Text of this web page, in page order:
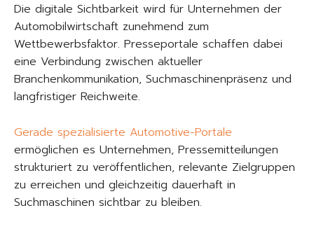
Die digitale Sichtbarkeit wird für Unternehmen der
Automobilwirtschaft zunehmend zum
Wettbewerbsfaktor. Presseportale schaffen dabei
eine Verbindung zwischen aktueller
Branchenkommunikation, Suchmaschinenpräsenz und
langfristiger Reichweite.
Gerade spezialisierte Automotive-Portale
ermöglichen es Unternehmen, Pressemitteilungen
strukturiert zu veröffentlichen, relevante Zielgruppen
zu erreichen und gleichzeitig dauerhaft in
Suchmaschinen sichtbar zu bleiben.